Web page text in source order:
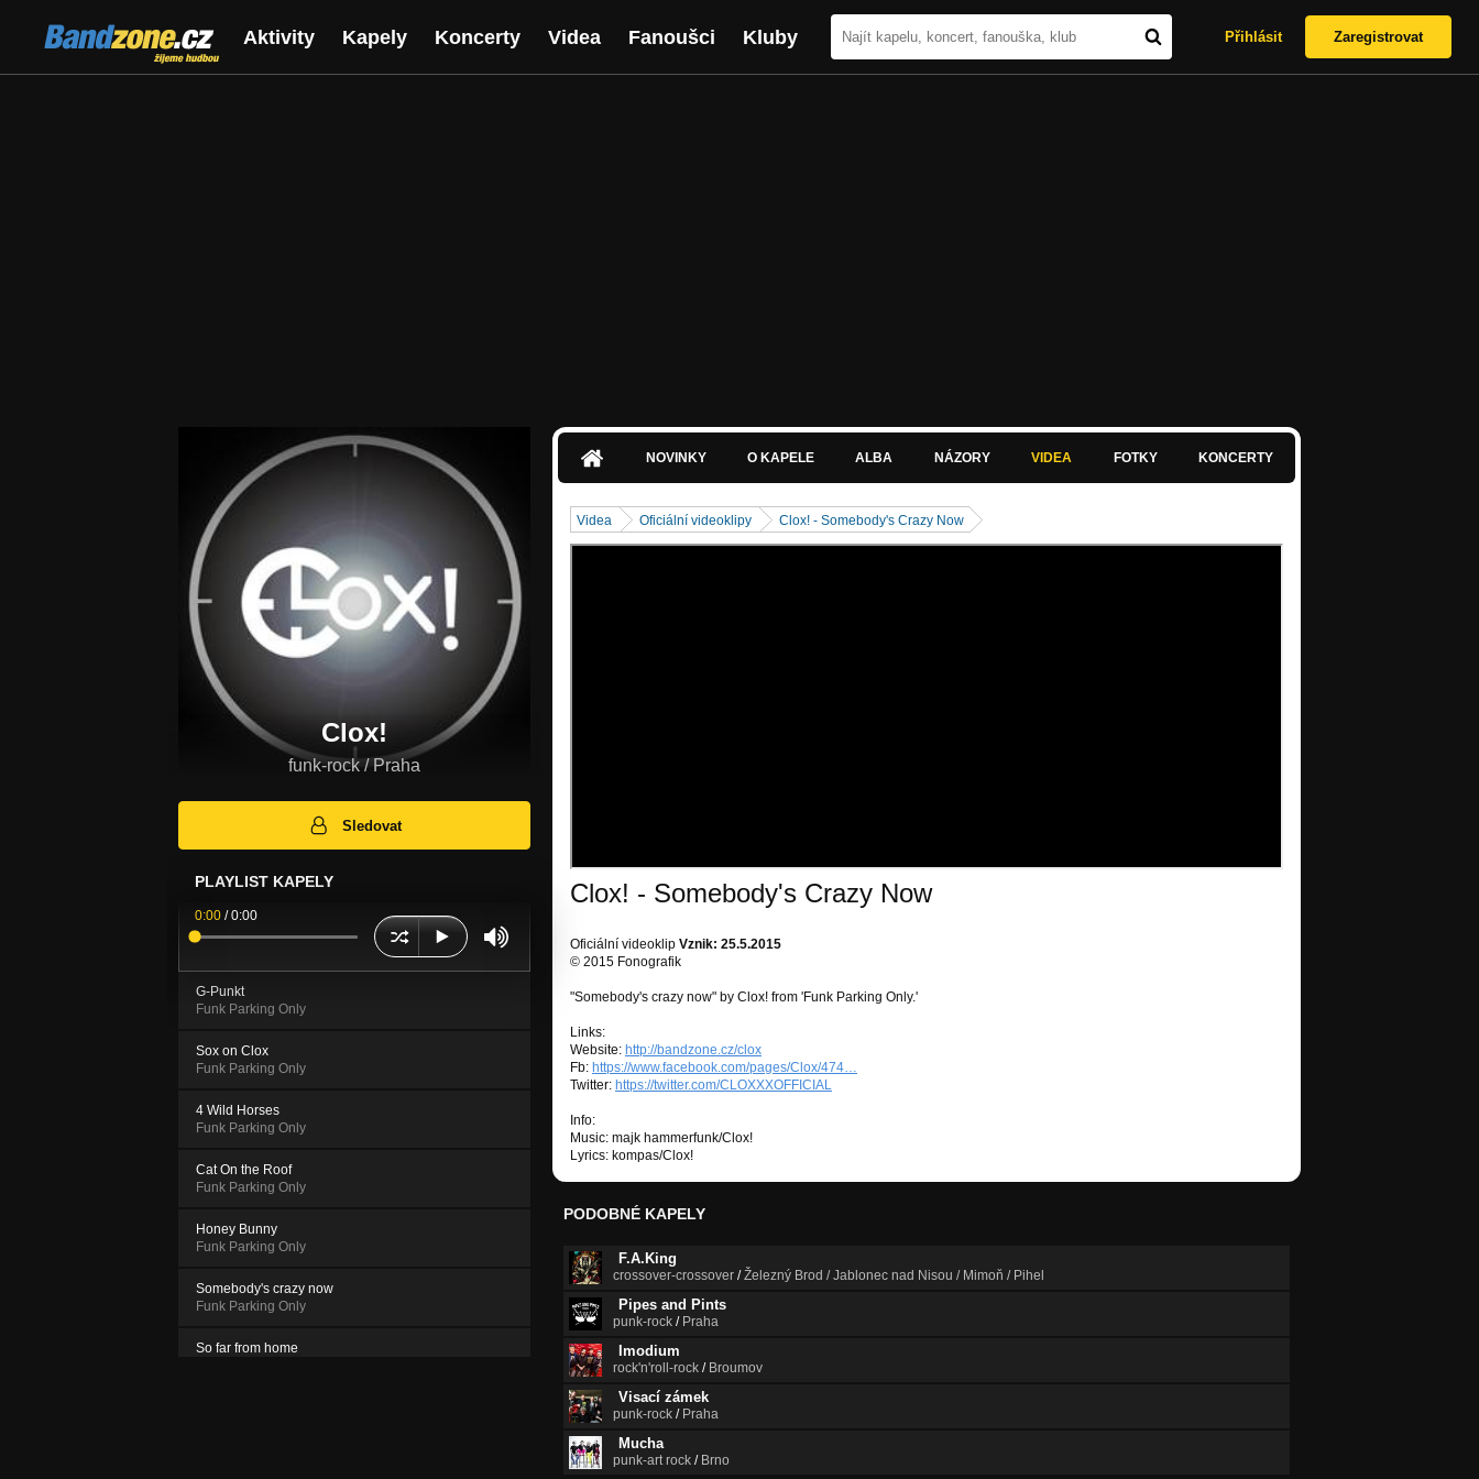
Bandzone.cz
žijeme hudbou
Aktivity Kapely Koncerty Videa Fanoušci Kluby Přihlásit Zaregistrovat
Clox!
funk-rock / Praha
Sledovat
PLAYLIST KAPELY
0:00 /0:00
G-Punkt
Funk Parking Only
Sox on Clox
Funk Parking Only
4 Wild Horses
Funk Parking Only
Cat On the Roof
Funk Parking Only
Honey Bunny
Funk Parking Only
Somebody's crazy now
Funk Parking Only
So far from home
NOVINKY O KAPELE ALBA NÁZORY VIDEA FOTKY KONCERTY
Videa Oficiální videoklipy Clox! - Somebody's Crazy Now
Clox! - Somebody's Crazy Now
Oficiální videoklip Vznik: 25.5.2015
© 2015 Fonografik
"Somebody's crazy now" by Clox! from 'Funk Parking Only.'
Links:
Website: http://bandzone.cz/clox
Fb: https://www.facebook.com/pages/Clox/474…
Twitter: https://twitter.com/CLOXXXOFFICIAL
Info:
Music: majk hammerfunk/Clox!
Lyrics: kompas/Clox!
PODOBNÉ KAPELY
F.A.King
crossover-crossover /Železný Brod / Jablonec nad Nisou / Mimoň / Pihel
Pipes and Pints
punk-rock / Praha
Imodium
rock'n'roll-rock / Broumov
Visací zámek
punk-rock / Praha
Mucha
punk-art rock / Brno